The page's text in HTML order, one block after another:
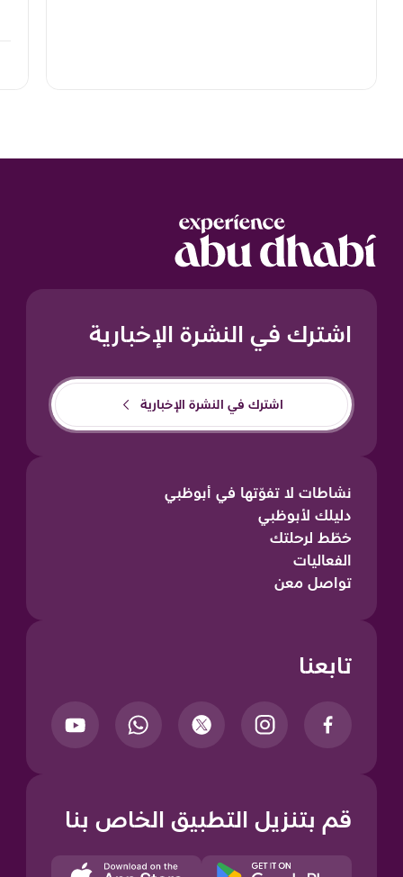
اشترك في النشرة الإخبارية
اشترك في النشرة الإخبارية
نشاطات لا تفوّتها في أبوظبي
دليلك لأبوظبي
خطّط لرحلتك
الفعاليات
تواصل معن
تابعنا
قم بتنزيل التطبيق الخاص بنا